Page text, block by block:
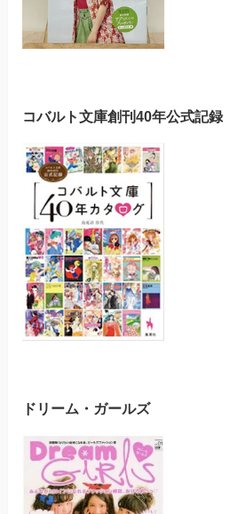
コバルト文庫創刊40年公式記録
ドリーム・ガールズ